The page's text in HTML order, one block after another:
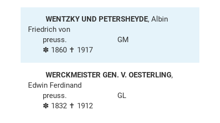
WENTZKY UND PETERSHEYDE, Albin
Friedrich von
preuss.
GM
✽ 1860 ✝ 1917
WERCKMEISTER GEN. V. OESTERLING,
Edwin Ferdinand
preuss.
GL
✽ 1832 ✝ 1912